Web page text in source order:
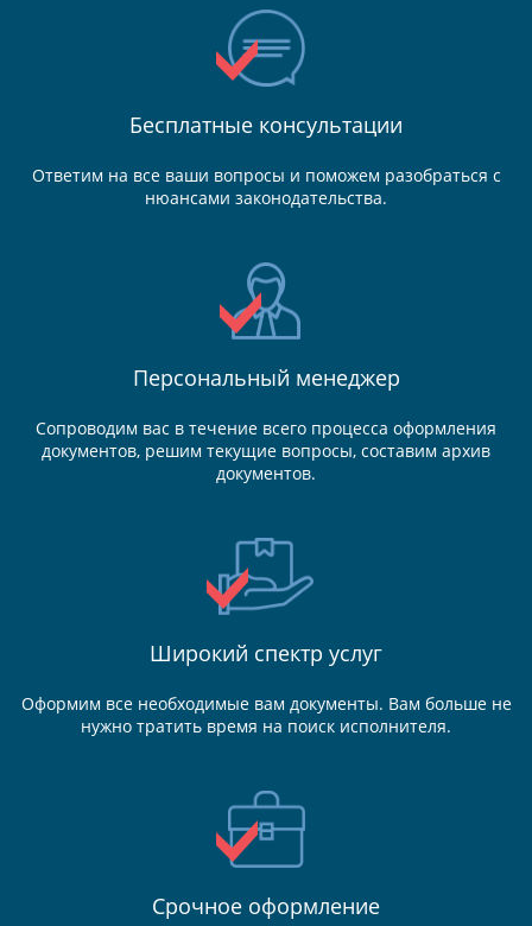
Бесплатные консультации
Ответим на все ваши вопросы и поможем разобраться с
нюансами законодательства.
Персональный менеджер
Сопроводим вас в течение всего процесса оформления
документов, решим текущие вопросы, составим архив
документов.
Широкий спектр услуг
Оформим все необходимые вам документы. Вам больше не
нужно тратить время на поиск исполнителя.
Срочное оформление